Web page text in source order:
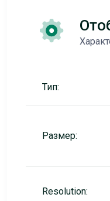
Тип:
Размер:
Resolution: